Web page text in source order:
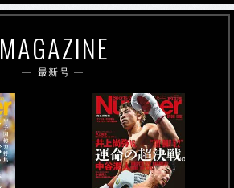
MAGAZINE
最新号